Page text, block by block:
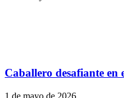
Caballero desafiante en
1 de mayo de 2026